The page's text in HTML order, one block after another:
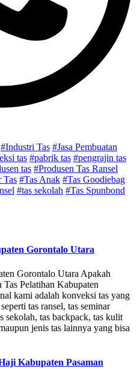
#Industri Tas #Jasa Pembuatan
tas #pabrik tas #pengrajin tas
tas #Produsen Tas Ransel
Tas #Tas Anak #Tas Goodiebag
#tas sekolah #Tas Spunbond
Gorontalo Utara
Gorontalo Utara Apakah
Pelatihan Kabupaten
kami adalah konveksi tas yang
tas ransel, tas seminar
sekolah, tas backpack, tas kulit
jenis tas lainnya yang bisa
Kabupaten Pasaman